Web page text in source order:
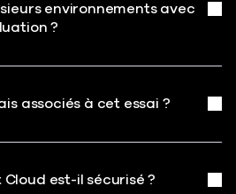
environnements avec
?
associés à cet essai ?
est-il sécurisé ?